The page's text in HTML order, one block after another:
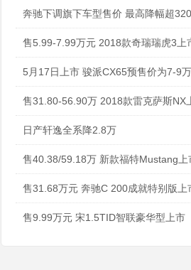
奔驰下调旗下车型售价 最高降幅超
售5.99-7.99万元 2018款奇瑞瑞虎3上
5月17日上市 骏派CX65预售价为7-9
售31.80-56.90万 2018款雷克萨斯NX
日产轩逸全系降2.8万
售40.38/59.18万 新款福特Mustang上
售31.68万元 奔驰C 200成就特别版上
售9.99万元 宋1.5TID智联豪华型上市